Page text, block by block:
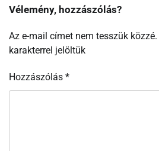
Vélemény, hozzászólás?
Az e-mail címet nem tesszük közzé.
karakterrel jelöltük
Hozzászólás *